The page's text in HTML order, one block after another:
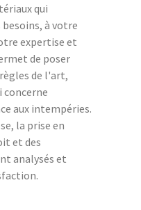
qui
à votre
expertise et
de poser
de l'art,
concerne
aux intempéries.
la prise en
et des
analysés et